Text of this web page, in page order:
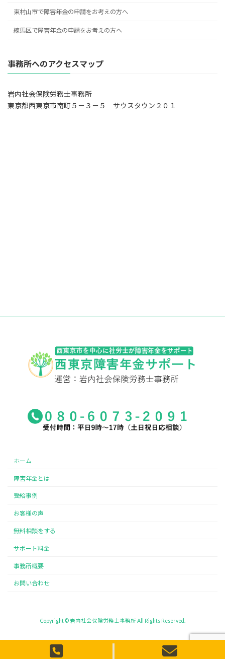
東村山市で障害年金の申請をお考えの方へ
練馬区で障害年金の申請をお考えの方へ
事務所へのアクセスマップ
岩内社会保険労務士事務所
東京都西東京市南町５－３－５ サウスタウン２０１
ホーム
障害年金とは
受給事例
お客様の声
無料相談をする
サポート料金
事務所概要
お問い合わせ
Copyright © 岩内社会保険労務士事務所 All Rights Reserved.